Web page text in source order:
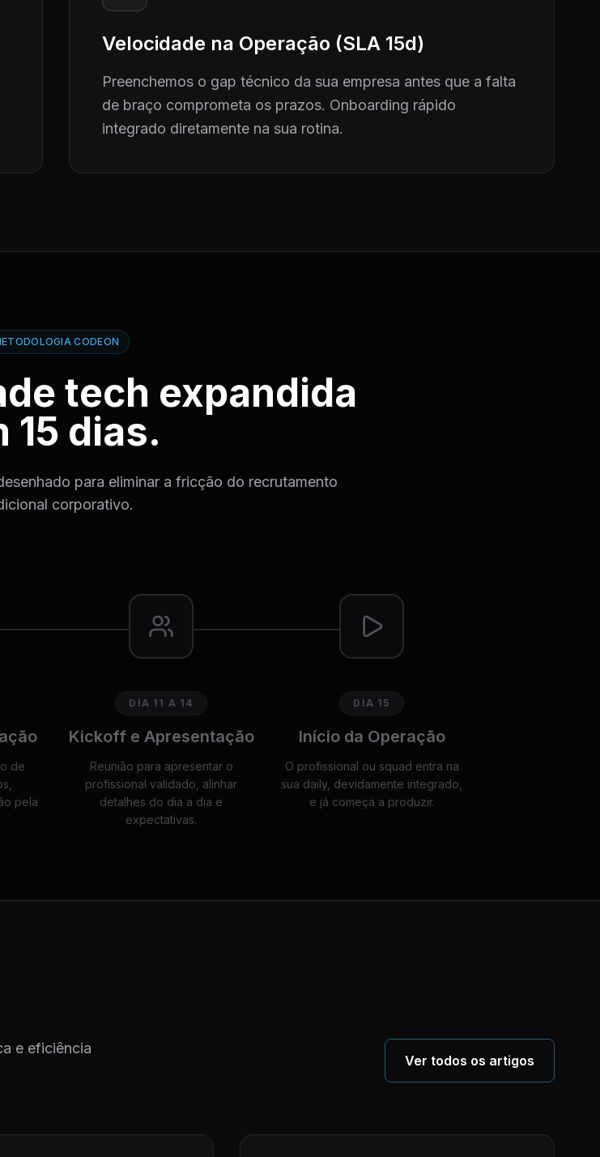
Velocidade na Operação (SLA 15d)
Preenchemos o gap técnico da sua empresa antes que a falta
de braço comprometa os prazos. Onboarding rápido
integrado diretamente na sua rotina.
CODEON
tech expandida
15 dias.
para eliminar a fricção do recrutamento
corporativo.
de
pela
DIA 11 A 14
Kickoff e Apresentação
Reunião para apresentar o
profissional validado, alinhar
detalhes do dia a dia e
expectativas.
DIA 15
Início da Operação
O profissional ou squad entra na
sua daily, devidamente integrado,
e já começa a produzir.
e eficiência
Ver todos os artigos